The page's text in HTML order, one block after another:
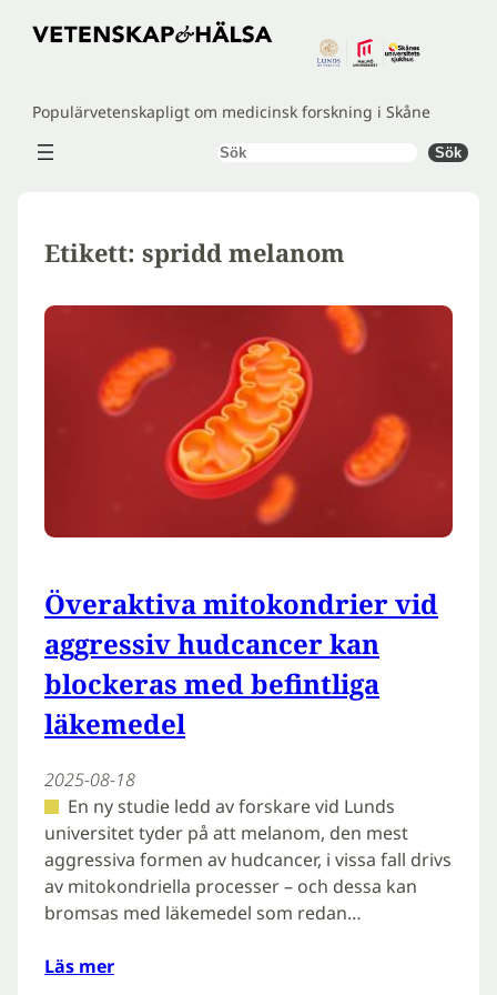
Hoppa
Populärvetenskapligt om medicinsk forskning i Skåne
Sök Sök
Etikett: spridd melanom
Överaktiva mitokondrier vid
aggressiv hudcancer kan
blockeras med befintliga
läkemedel
2025-08-18
En ny studie ledd av forskare vid Lunds
universitet tyder på att melanom, den mest
aggressiva formen av hudcancer, i vissa fall drivs
av mitokondriella processer – och dessa kan
bromsas med läkemedel som redan…
Läs mer